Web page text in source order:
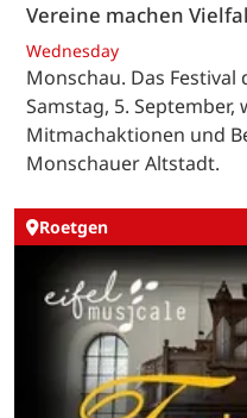
Vereine machen
Wednesday
Monschau. Das
Samstag, 5. September,
Mitmachaktionen und
Monschauer Altstadt.
Roetgen